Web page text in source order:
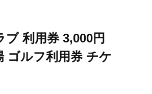
ブ 利用券 3,000円
ゴルフ利用券 チケ